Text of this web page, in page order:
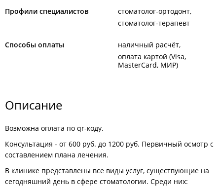
Профили специалистов
стоматолог-ортодонт
стоматолог-терапевт
Способы оплаты
наличный расчёт
оплата картой (Visa,
MasterCard, МИР)
Описание
Возможна оплата по qr-коду.
Консультация - от 600 руб. до 1200 руб. Первичный осмотр с
составлением плана лечения.
В клинике представлены все виды услуг, существующие на
сегодняшний день в сфере стоматологии. Среди них: